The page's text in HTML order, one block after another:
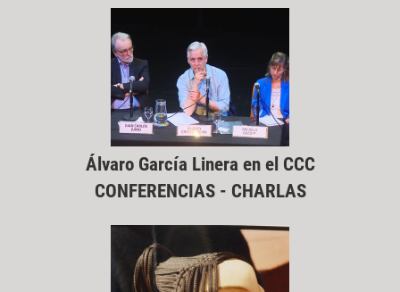
Álvaro García Linera en el CCC
CONFERENCIAS - CHARLAS